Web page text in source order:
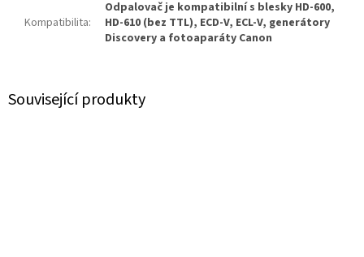
Související produkty
Kompatibilita:
Odpalovač je kompatibilní s blesky HD-600,
HD-610 (bez TTL), ECD-V, ECL-V, generátory
Discovery a fotoaparáty Canon